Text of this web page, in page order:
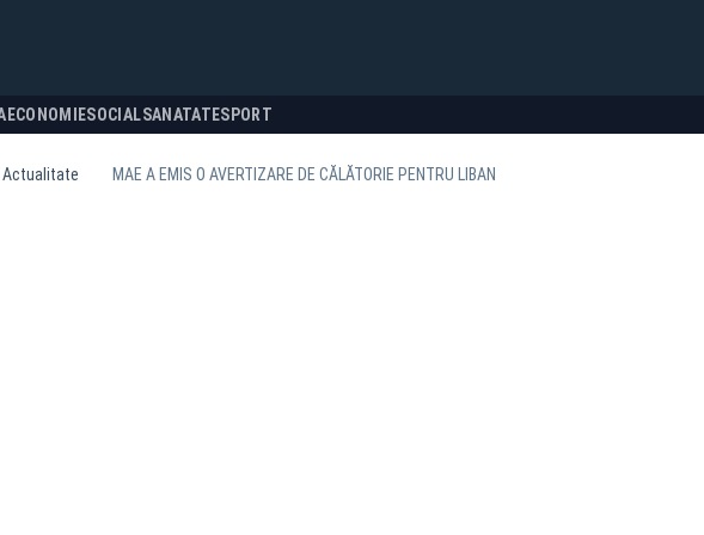
ECONOMIESOCIALSANATATESPORT
Actualitate MAE A EMIS O AVERTIZARE DE CĂLĂTORIE PENTRU LIBAN